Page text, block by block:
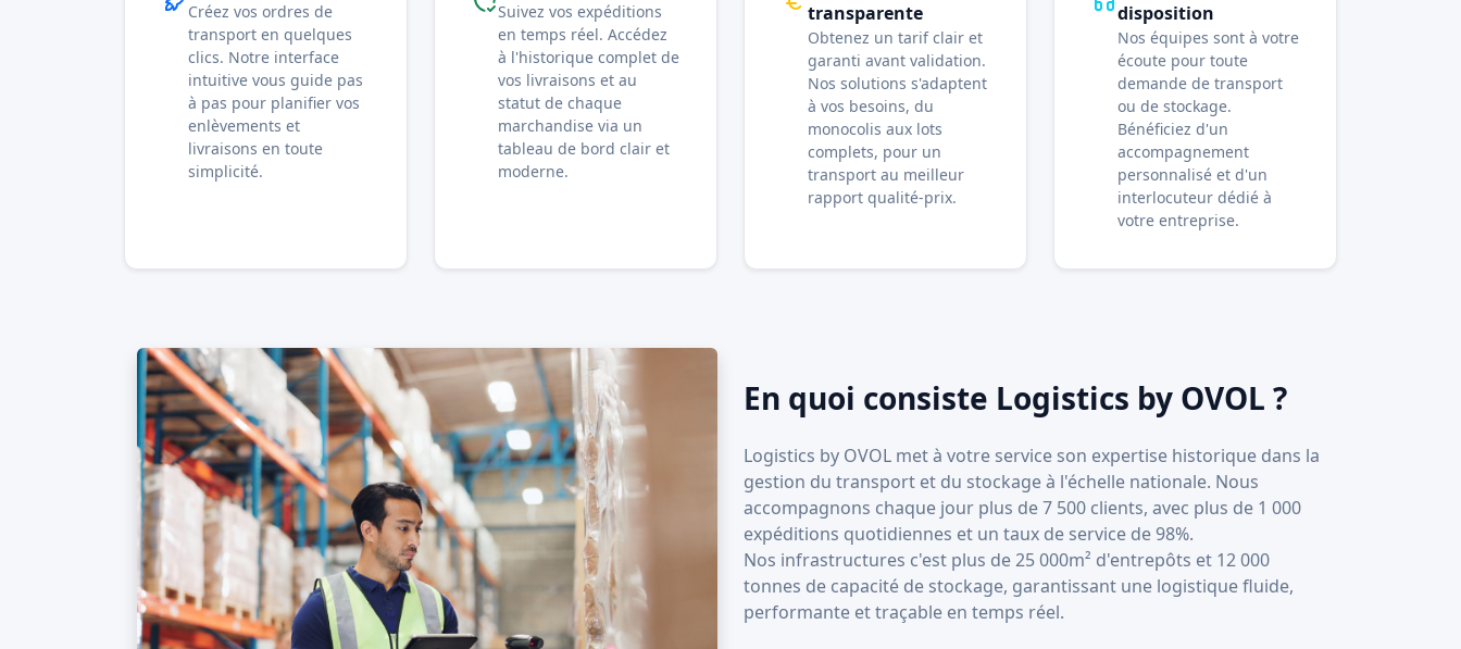
Créez vos ordres de
transport en quelques
clics. Notre interface
intuitive vous guide pas
à pas pour planifier vos
enlèvements et
livraisons en toute
simplicité.
Suivez vos expéditions
en temps réel. Accédez
à l'historique complet de
vos livraisons et au
statut de chaque
marchandise via un
tableau de bord clair et
moderne.
transparente
Obtenez un tarif clair et
garanti avant validation.
Nos solutions s'adaptent
à vos besoins, du
monocolis aux lots
complets, pour un
transport au meilleur
rapport qualité-prix.
disposition
Nos équipes sont à votre
écoute pour toute
demande de transport
ou de stockage.
Bénéficiez d'un
accompagnement
personnalisé et d'un
interlocuteur dédié à
votre entreprise.
En quoi consiste Logistics by OVOL ?
Logistics by OVOL met à votre service son expertise historique dans la
gestion du transport et du stockage à l'échelle nationale. Nous
accompagnons chaque jour plus de 7 500 clients, avec plus de 1 000
expéditions quotidiennes et un taux de service de 98%.
Nos infrastructures c'est plus de 25 000m² d'entrepôts et 12 000
tonnes de capacité de stockage, garantissant une logistique fluide,
performante et traçable en temps réel.